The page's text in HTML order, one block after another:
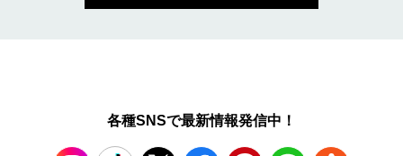
各種SNSで最新情報発信中！